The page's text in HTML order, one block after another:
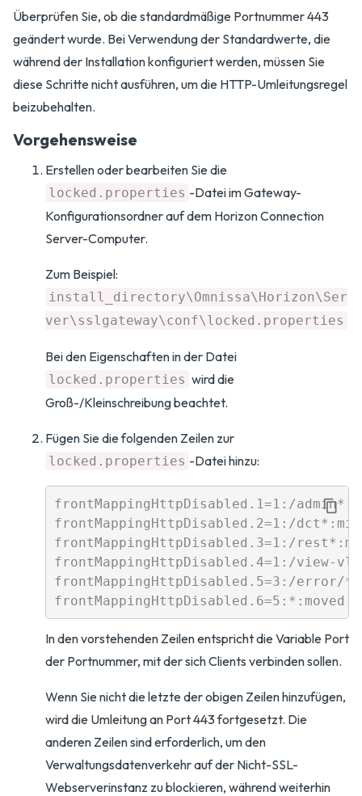
Überprüfen Sie, ob die standardmäßige Portnummer 443
geändert wurde. Bei Verwendung der Standardwerte, die
während der Installation konfiguriert werden, müssen Sie
diese Schritte nicht ausführen, um die HTTP-Umleitungsregel
beizubehalten.
Vorgehensweise
Erstellen oder bearbeiten Sie die
locked.properties -Datei im Gateway-
Konfigurationsordner auf dem Horizon Connection
Server-Computer.
Zum Beispiel:
install_directory\Omnissa\Horizon\Ser
ver\sslgateway\conf\locked.properties
Bei den Eigenschaften in der Datei
locked.properties wird die
Groß-/Kleinschreibung beachtet.
Fügen Sie die folgenden Zeilen zur
locked.properties -Datei hinzu:
frontMappingHttpDisabled.1=1:/
frontMappingHttpDisabled.2=1:/
frontMappingHttpDisabled.3=1:/
frontMappingHttpDisabled.4=1:/view-
frontMappingHttpDisabled.5=3:/error/
In den vorstehenden Zeilen entspricht die Variable Port
der Portnummer, mit der sich Clients verbinden sollen.
Wenn Sie nicht die letzte der obigen Zeilen hinzufügen,
wird die Umleitung an Port 443 fortgesetzt. Die
anderen Zeilen sind erforderlich, um den
Verwaltungsdatenverkehr auf der Nicht-SSL-
Webserverinstanz zu blockieren, während weiterhin